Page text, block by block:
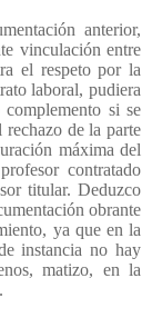
anterior,
vinculación entre
el respeto por la
laboral, pudiera
si se
de la parte
máxima del
contratado
titular. Deduzco
obrante
ya que en la
instancia no hay
matizo, en la